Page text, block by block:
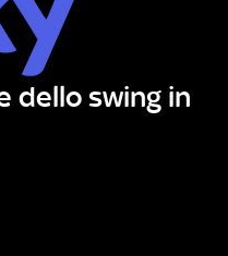
dello swing in